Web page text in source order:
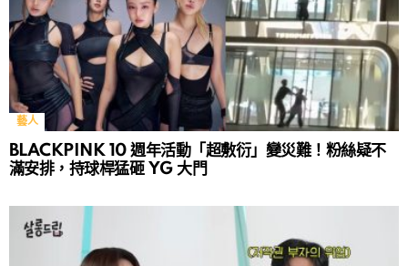
藝人
BLACKPINK 10 週年活動「超敷衍」變災難！粉絲疑不
滿安排，持球桿猛砸 YG 大門